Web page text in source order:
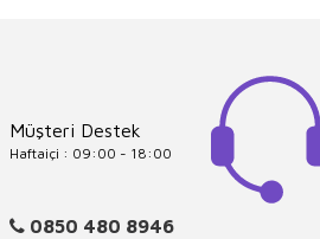
Müşteri Destek
Haftaiçi : 09:00 - 18:00
0850 480 8946